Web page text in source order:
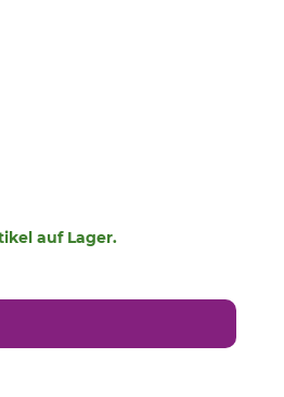
auf Lager.